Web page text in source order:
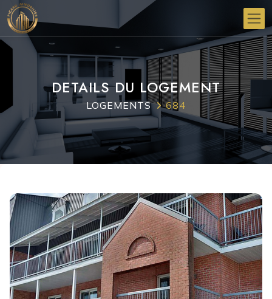
DETAILS DU LOGEMENT
LOGEMENTS 684